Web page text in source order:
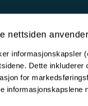
nettsiden
informasjonskapsler
Dette
for
informasjonskapslene